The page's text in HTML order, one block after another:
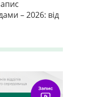
– 2026: від